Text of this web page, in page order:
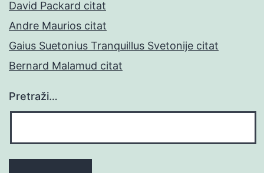
David Packard citat
Andre Maurios citat
Gaius Suetonius Tranquillus Svetonije citat
Bernard Malamud citat
Pretraži…